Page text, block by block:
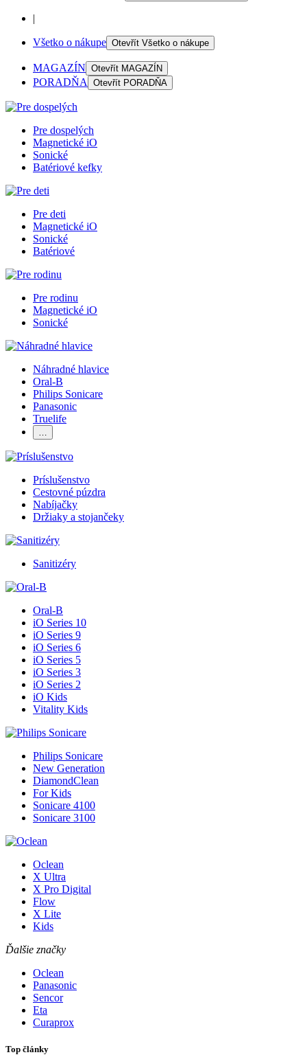
|
Všetko o nákupe Otevřít Všetko o nákupe
MAGAZÍN Otevřít MAGAZÍN
PORADŇA Otevřít PORADŇA
Pre dospelých
Magnetické iO
Sonické
Batériové kefky
Pre deti
Magnetické iO
Sonické
Batériové
Pre rodinu
Magnetické iO
Sonické
Náhradné hlavice
Oral-B
Philips Sonicare
Panasonic
Truelife
…
Príslušenstvo
Cestovné púzdra
Nabíjačky
Držiaky a stojančeky
Sanitizéry
Oral-B
iO Series 10
iO Series 9
iO Series 6
iO Series 5
iO Series 3
iO Series 2
iO Kids
Vitality Kids
Philips Sonicare
New Generation
DiamondClean
For Kids
Sonicare 4100
Sonicare 3100
Oclean
X Ultra
X Pro Digital
Flow
X Lite
Kids
Ďalšie značky
Oclean
Panasonic
Sencor
Eta
Curaprox
Top články